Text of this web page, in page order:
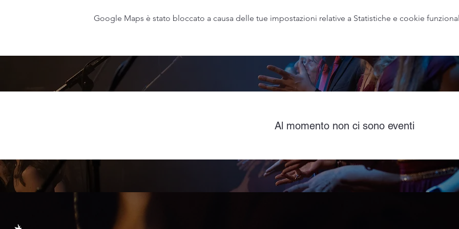
Google Maps è stato bloccato a causa delle tue impostazioni relative a Statistiche e cookie
Al momento non ci sono eventi